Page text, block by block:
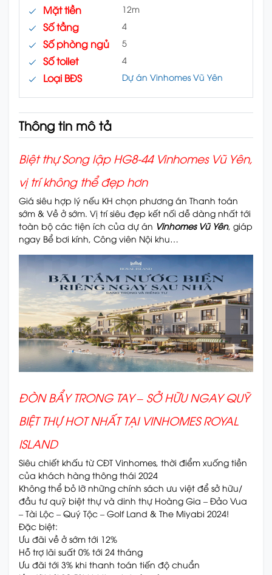
Mặt tiền 12m
Số tầng 4
Số phòng ngủ 5
Số toilet 4
Loại BĐS Dự án Vinhomes Vũ Yên
Thông tin mô tả
Biệt thự Song lập HG8-44 Vinhomes Vũ Yên,
vị trí không thể đẹp hơn
Giá siêu hợp lý nếu KH chọn phương án Thanh toán
sớm & Về ở sớm. Vị trí siêu đẹp kết nối dễ dàng nhất tới
toàn bộ các tiện ích của dự án Vinhomes Vũ Yên, giáp
ngay Bể bơi kính, Công viên Nội khu…
ĐÒN BẨY TRONG TAY – SỞ HỮU NGAY QUỸ
BIỆT THỰ HOT NHẤT TẠI VINHOMES ROYAL
ISLAND
Siêu chiết khấu từ CĐT Vinhomes, thời điểm xuống tiền
của khách hàng thông thái 2024
Không thể bỏ lỡ những chính sách ưu việt để sở hữu/
đầu tư quỹ biệt thự và dinh thự Hoàng Gia – Đảo Vua
– Tài Lộc – Quý Tộc – Golf Land & The Miyabi 2024!
Đặc biệt:
Ưu đãi về ở sớm tới 12%
Hỗ trợ lãi suất 0% tới 24 tháng
Ưu đãi tới 3% khi thanh toán tiến độ chuẩn